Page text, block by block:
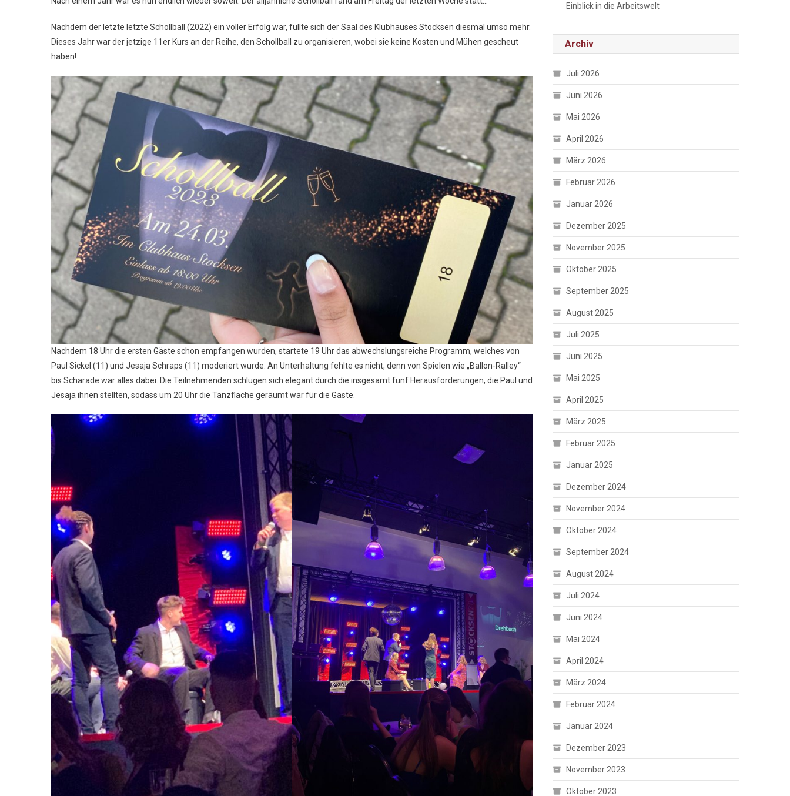
Ging’s
Schollball
2023!
Nachdem der letzte letzte Schollball (2022) ein voller Erfolg war, füllte sich der Saal des Klubhauses Stocksen diesmal umso mehr.
Dieses Jahr war der jetzige 11er Kurs an der Reihe, den Schollball zu organisieren, wobei sie keine Kosten und Mühen gescheut
haben!
Nachdem 18 Uhr die ersten Gäste schon empfangen wurden, startete 19 Uhr das abwechslungsreiche Programm, welches von
Paul Sickel (11) und Jesaja Schraps (11) moderiert wurde. An Unterhaltung fehlte es nicht, denn von Spielen wie „Ballon-Ralley“
bis Scharade war alles dabei. Die Teilnehmenden schlugen sich elegant durch die insgesamt fünf Herausforderungen, die Paul und
Jesaja ihnen stellten, sodass um 20 Uhr die Tanzfläche geräumt war für die Gäste.
Einblick in die Arbeitswelt
Archiv
Juli 2026
Juni 2026
Mai 2026
April 2026
März 2026
Februar 2026
Januar 2026
Dezember 2025
November 2025
Oktober 2025
September 2025
August 2025
Juli 2025
Juni 2025
Mai 2025
April 2025
März 2025
Februar 2025
Januar 2025
Dezember 2024
November 2024
Oktober 2024
September 2024
August 2024
Juli 2024
Juni 2024
Mai 2024
April 2024
März 2024
Februar 2024
Januar 2024
Dezember 2023
November 2023
Oktober 2023